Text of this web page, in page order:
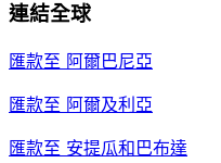
連結全球
匯款至 阿爾巴尼亞
匯款至 阿爾及利亞
匯款至 安提瓜和巴布達